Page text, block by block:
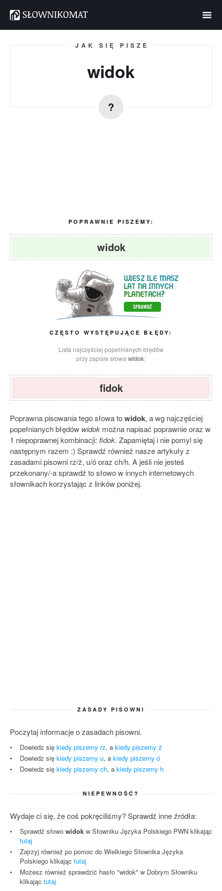
JAK SIĘ PISZE
widok
POPRAWNIE PISZEMY:
widok
CZĘSTO WYSTĘPUJĄCE BŁĘDY:
Lista najczęściej popełnianych błędów
przy zapisie słowa widok:
fidok
Poprawna pisowania tego słowa towidok, a wg najczęściej
popełnianych błędów widok można napisać poprawnie oraz w
1 niepoprawnej kombinacji: fidok. Zapamiętaj i nie pomyl się
następnym razem :) Sprawdź również nasze artykuły z
zasadami pisowni rz/ż, u/ó oraz ch/h. A jeśli nie jesteś
przekonany/-a sprawdź to słowo w innych internetowych
słownikach korzystając z linków poniżej.
ZASADY PISOWNI
Poczytaj informacje o zasadach pisowni.
Dowiedz się kiedy piszemy rz, a kiedy piszemy ż
Dowiedz się kiedy piszemy u, a kiedy piszemy ó
Dowiedz się kiedy piszemy ch, a kiedy piszemy h
NIEPEWNOŚĆ?
Wydaje ci się, że coś pokręciliśmy? Sprawdź inne źródła:
Sprawdź słowo widok w Słowniku Języka Polskiego PWN klikając
tutaj
Zajrzyj również po pomoc do Wielkiego Słownika Języka
Polskiego klikając tutaj
Możesz również sprawdzić hasło "widok" w Dobrym Słowniku
klikając tutaj